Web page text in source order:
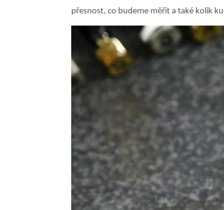
přesnost, co budeme měřit a také kolik